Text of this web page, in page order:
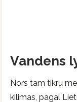
Vandens
Nors tam tikru
kilimas, pagal